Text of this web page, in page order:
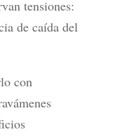
tensiones:
de caída del
con